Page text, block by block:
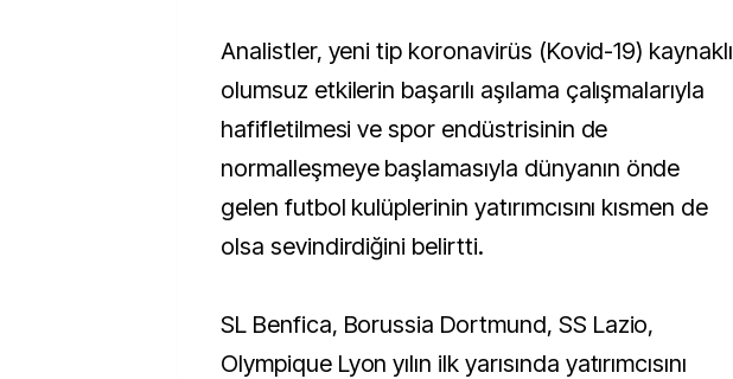
Analistler, yeni tip koronavirüs (Kovid-19) kaynaklı
olumsuz etkilerin başarılı aşılama çalışmalarıyla
hafifletilmesi ve spor endüstrisinin de
normalleşmeye başlamasıyla dünyanın önde
gelen futbol kulüplerinin yatırımcısını kısmen de
olsa sevindirdiğini belirtti.
SL Benfica, Borussia Dortmund, SS Lazio,
Olympique Lyon yılın ilk yarısında yatırımcısını